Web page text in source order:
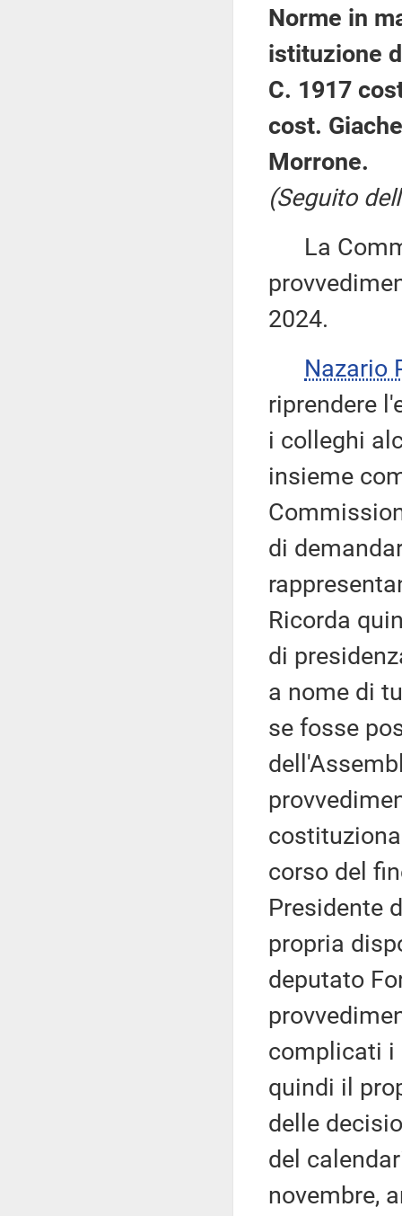
Norme in
istituzione
C. 1917
cost.
Morrone.
(Seguito
La
2024.
Nazario
riprendere
i colleghi
insieme
di
Ricorda
di
a nome di
se fosse
corso del
Presidente
propria
deputato
complicati i
quindi il
delle
del
novembre,